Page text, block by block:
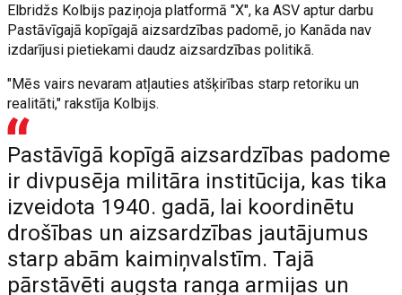
Elbridžs Kolbijs paziņoja platformā "X", ka ASV aptur darbu
Pastāvīgajā kopīgajā aizsardzības padomē, jo Kanāda nav
izdarījusi pietiekami daudz aizsardzības politikā.
"Mēs vairs nevaram atļauties atšķirības starp retoriku un
realitāti," rakstīja Kolbijs.
Pastāvīgā kopīgā aizsardzības padome
ir divpusēja militāra institūcija, kas tika
izveidota 1940. gadā, lai koordinētu
drošības un aizsardzības jautājumus
starp abām kaimiņvalstīm. Tajā
pārstāvēti augsta ranga armijas un